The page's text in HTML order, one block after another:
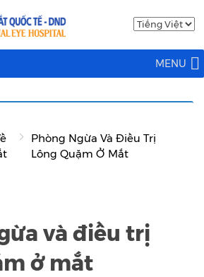
MENU
Phòng Ngừa Và Điều Trị
Lông Quặm Ở Mắt
và điều trị
ở mắt